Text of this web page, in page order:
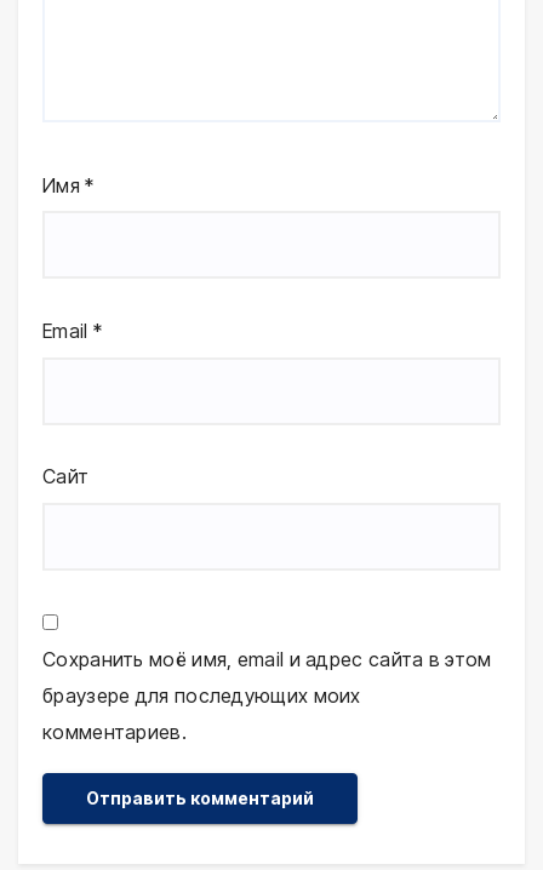
Имя*
Email *
Сайт
Сохранить моё имя, email и адрес сайта в этом
браузере для последующих моих
комментариев.